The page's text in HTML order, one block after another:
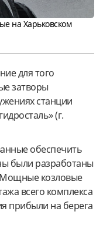
на Харьковском
для того
затворы
станции
(г.
обеспечить
были разработаны
Мощные козловые
всего комплекса
прибыли на берега